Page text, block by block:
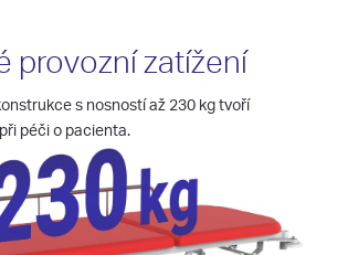
provozní zatížení
s nosností až 230 kg tvoří
péči o pacienta.